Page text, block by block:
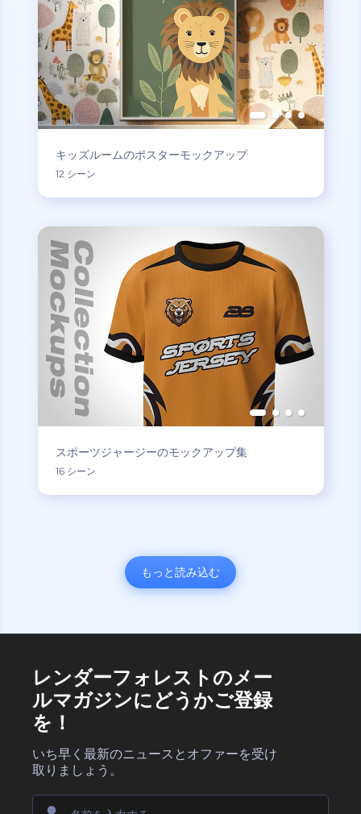
キッズルームのポスターモックアップ
12 シーン
スポーツジャージーのモックアップ集
16 シーン
もっと読み込む
レンダーフォレストのメー
ルマガジンにどうかご登録
を！
いち早く最新のニュースとオファーを受け
取りましょう。